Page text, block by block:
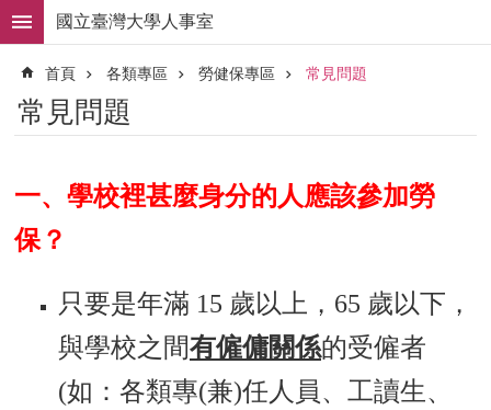
跳到主要內容區塊
進
階
搜
尋
才
國立臺灣大學人事室
首頁 各類專區 勞健保專區 常見問題
常見問題
一、學校裡甚麼身分的人應該參加勞
保？
只要是年滿 15 歲以上，65 歲以下，
與學校之間有僱傭關係的受僱者
(如：各類專(兼)任人員、工讀生、